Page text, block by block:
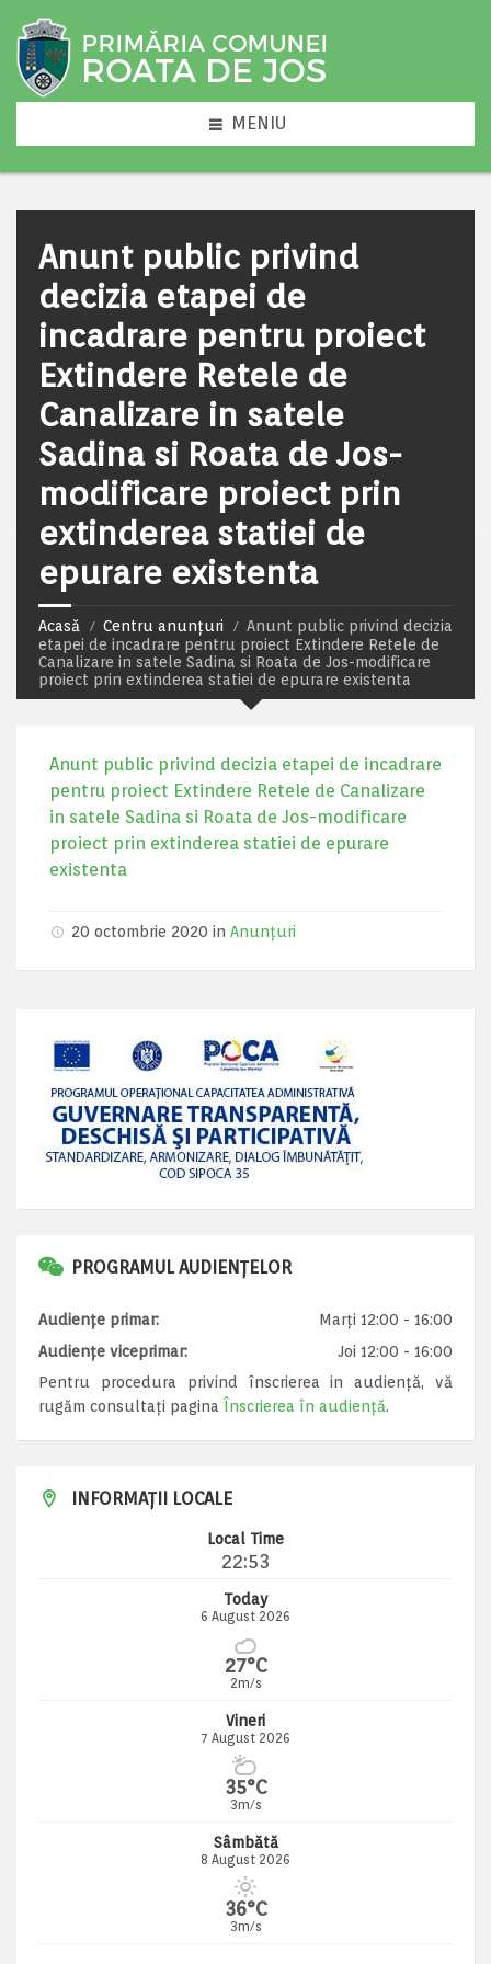
MENIU
Anunt public privind
decizia etapei de
incadrare pentru proiect
Extindere Retele de
Canalizare in satele
Sadina si Roata de Jos-
modificare proiect prin
extinderea statiei de
epurare existenta
Acasă Centru anunțuri
Anunt public privind decizia
etapei de incadrare pentru proiect Extindere Retele de
Canalizare in satele Sadina si Roata de Jos-modificare
proiect prin extinderea statiei de epurare existenta
Anunt public privind decizia etapei de incadrare
pentru proiect Extindere Retele de Canalizare
in satele Sadina si Roata de Jos-modificare
proiect prin extinderea statiei de epurare
existenta
20 octombrie 2020 in Anunțuri
PROGRAMUL AUDIENȚELOR
Audiențe primar:
Marți 12:00 - 16:00
Audiențe viceprimar:
Joi 12:00 - 16:00
Pentru procedura privind înscrierea in audiență, vă
rugăm consultați pagina Înscrierea în audiență.
INFORMAȚII LOCALE
Local Time
22:53
Today
6 August 2026
27°C
2m/s
Vineri
7 August 2026
35°C
3m/s
Sâmbătă
8 August 2026
36°C
3m/s